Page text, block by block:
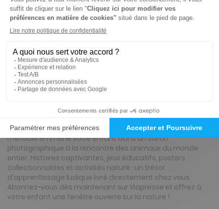
Note : les codes promotionnels ne sont pas
valables sur ce titre.
Présentation du magazine Wakou
Découvrez Wakou, le magazine nature qui émerveille les 4-
8 ans avec un abonnement accessible ! Chaque numéro
mensuel emmène votre enfant dans un safari
photographique à la rencontre des animaux du monde
entier. Histoires captivantes, jeux éducatifs, posters
collectionnables et activités nature : un trésor
d'apprentissage ludique livré directement chez vous.
Abonnez-vous dès maintenant sur Viapresse et offrez à
votre enfant une fenêtre ouverte sur la nature !